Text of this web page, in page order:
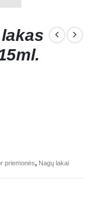
priemonės, Nagų lakai